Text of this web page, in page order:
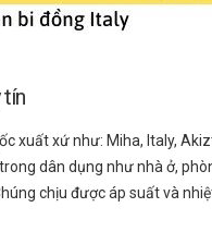
tín
xuất xứ như: Miha, Italy,
dân dụng như nhà ở,
chịu được áp suất và